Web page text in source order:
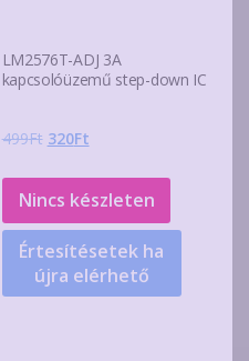
LM2576T-ADJ 3A
kapcsolóüzemű step-down IC
499Ft Original
was:
499Ft.
320FtCurrent
is:
320Ft.
Nincs készleten
Értesítésetek ha
újra elérhető